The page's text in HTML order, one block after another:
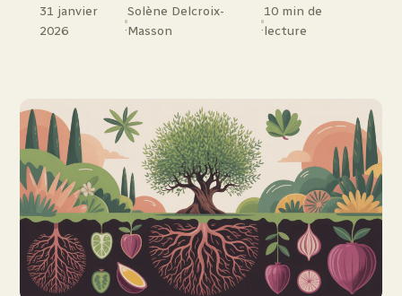
31 janvier
2026
·
Solène Delcroix-
Masson
·
10 min de
lecture